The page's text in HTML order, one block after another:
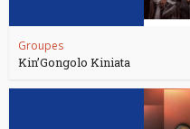
Groupes
Kin’Gongolo Kiniata